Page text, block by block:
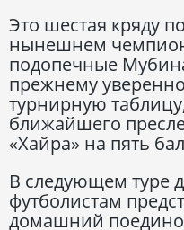
Это шестая кряду
нынешнем
подопечные
прежнему
турнирную
ближайшего
«Хайра» на пять
В следующем туре
футболистам
домашний